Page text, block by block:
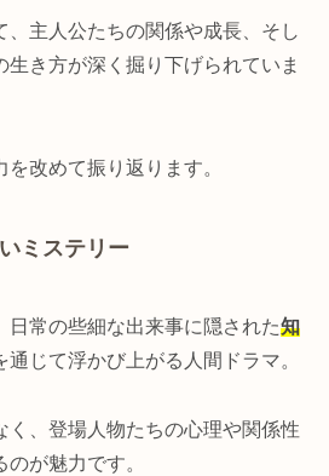
、主人公たちの関係や成長、そし
生き方が深く掘り下げられていま
改めて振り返ります。
ミステリー
日常の些細な出来事に隠された知
通じて浮かび上がる人間ドラマ。
く、登場人物たちの心理や関係性
が魅力です。